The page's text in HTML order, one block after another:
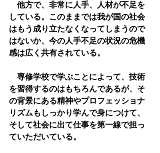
他方で、非常に人手、人材が不足を
している。このままでは我が国の社会
はもう成り立たなくなってしまうので
はないか、今の人手不足の状況の危機
感は広く共有されている。
専修学校で学ぶことによって、技術
を習得するのはもちろんであるが、そ
の背景にある精神やプロフェッショナ
リズムもしっかり学んで身につけて、
そして社会に出て仕事を第一線で担っ
ていただいている。